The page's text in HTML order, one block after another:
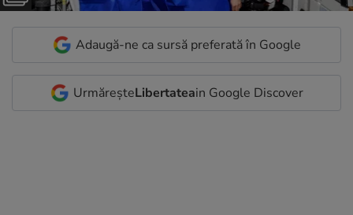
Adaugă-ne ca sursă preferată în Google
UrmăreșteLibertateain Google Discover